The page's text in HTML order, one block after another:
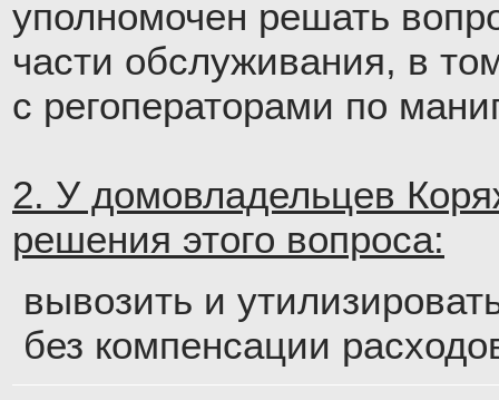
уполномочен решать
части обслуживания, в
с регоператорами по
2. У домовладельцев
решения этого вопроса:
вывозить и
без компенсации